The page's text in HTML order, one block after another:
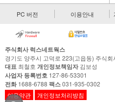
PC 버전 이용안내
주식회사 럭스네트웍스
경기도 양주시 고덕로 223(고읍동) 주식회
대표 최철호 개인정보책임자김보성
사업자 등록번호 127-86-53301
전화1688-6788 팩스031-935-0302
이용약관
개인정보처리방침